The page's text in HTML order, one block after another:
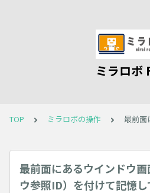
ミラロボ
TOP ミラロボの操作 最前面
最前面にあるウインドウ
ウ参照ID）を付けて記憶